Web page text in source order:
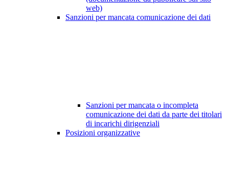
web)
Sanzioni per mancata comunicazione dei dati
Sanzioni per mancata o incompleta
comunicazione dei dati da parte dei titolari
di incarichi dirigenziali
Posizioni organizzative